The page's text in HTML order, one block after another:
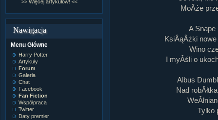
Nimfadora Tonks
Ron Weasley
Rose Weasley
Rowena Ravenclaw
Salazar Slytherin
Scorpius Malfoy
Severus Snape
Syriusz Black
Teddy Lupin
wÂłasna postaĂŚ
>> Więcej artykułów! <<
Nawigacja
Menu Główne
Harry Potter
Artykuły
Forum
Galeria
Chat
Facebook
Fan Fiction
Współpraca
Twitter
Daty premier
MoÂże
A
KsiÂąÂżki
Wino
I myÂśli o
Albus
Nad
Tylko